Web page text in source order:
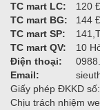
TC mart LC:
120
TC mart BG:
144
TC mart SP:
TC mart QV:
10
Điện thoại:
Email:
Giấy phép ĐKKD
Chịu trách nhiệm